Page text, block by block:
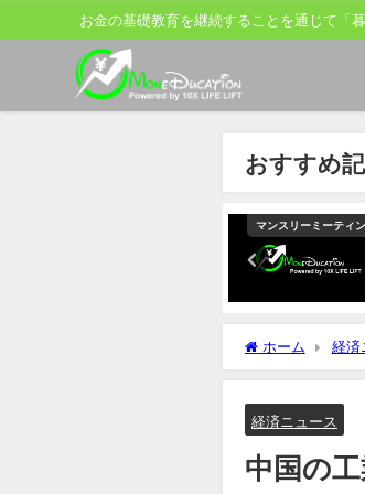
お金の基礎教育を継続することを通じて「
おすすめ
マンスリーミーティ
ホーム 経済
経済ニュース
中国の